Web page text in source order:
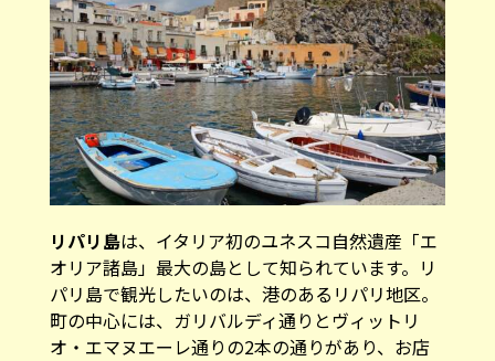
リパリ島は、イタリア初のユネスコ自然遺産「エ
オリア諸島」最大の島として知られています。リ
パリ島で観光したいのは、港のあるリパリ地区。
町の中心には、ガリバルディ通りとヴィットリ
オ・エマヌエーレ通りの2本の通りがあり、お店